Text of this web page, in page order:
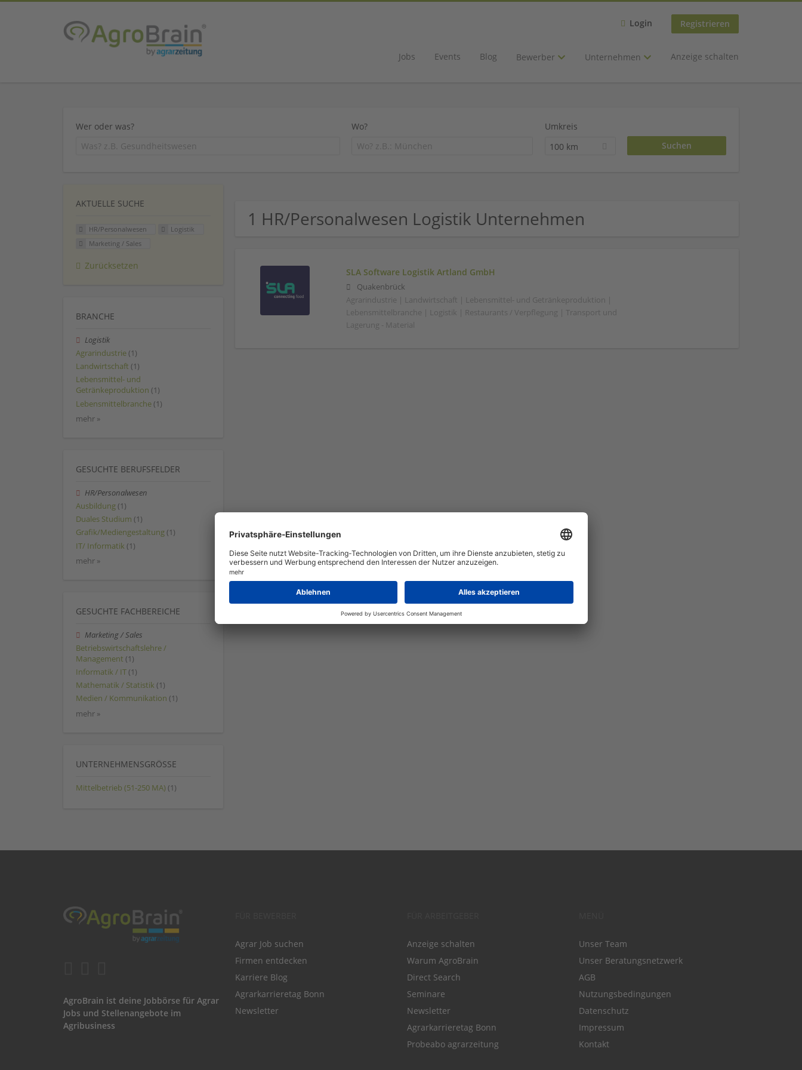
Login Registrieren
Jobs Events Blog Bewerber Unternehmen Anzeige schalten
Wer oder was? Wo?
Umkreis
100 km
1 HR/Personalwesen Logistik Unternehmen
SLA Software Logistik Artland GmbH
Quakenbrück
Agrarindustrie | Landwirtschaft | Lebensmittel- und Getränkeproduktion |
Lebensmittelbranche | Logistik | Restaurants / Verpflegung | Transport und
Lagerung - Material
AKTUELLE SUCHE
HR/Personalwesen
Logistik
Marketing / Sales
Zurücksetzen
BRANCHE
Logistik
Agrarindustrie (1)
Landwirtschaft (1)
Lebensmittel- und
Getränkeproduktion (1)
Lebensmittelbranche (1)
mehr »
GESUCHTE BERUFSFELDER
HR/Personalwesen
Ausbildung (1)
Duales Studium (1)
Grafik/Mediengestaltung (1)
IT/ Informatik (1)
mehr »
GESUCHTE FACHBEREICHE
Marketing / Sales
Betriebswirtschaftslehre /
Management (1)
Informatik / IT (1)
Mathematik / Statistik (1)
Medien / Kommunikation (1)
mehr »
UNTERNEHMENSGRÖSSE
Mittelbetrieb (51-250 MA) (1)
AgroBrain ist deine Jobbörse für Agrar
Jobs und Stellenangebote im
Agribusiness
Agrar Job suchen
Firmen entdecken
Karriere Blog
Agrarkarrieretag Bonn
Newsletter
Anzeige schalten
Warum AgroBrain
Direct Search
Seminare
Newsletter
Agrarkarrieretag Bonn
Probeabo agrarzeitung
Unser Team
Unser Beratungsnetzwerk
AGB
Nutzungsbedingungen
Datenschutz
Impressum
Kontakt